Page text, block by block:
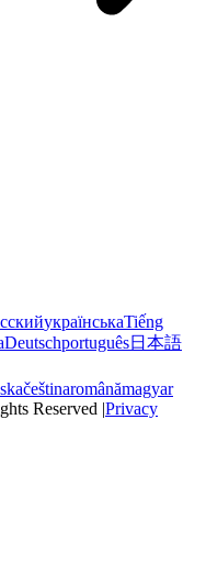
українськаTiếng
Deutschportuguês日本語
češtinaromânămagyar
Reserved |Privacy